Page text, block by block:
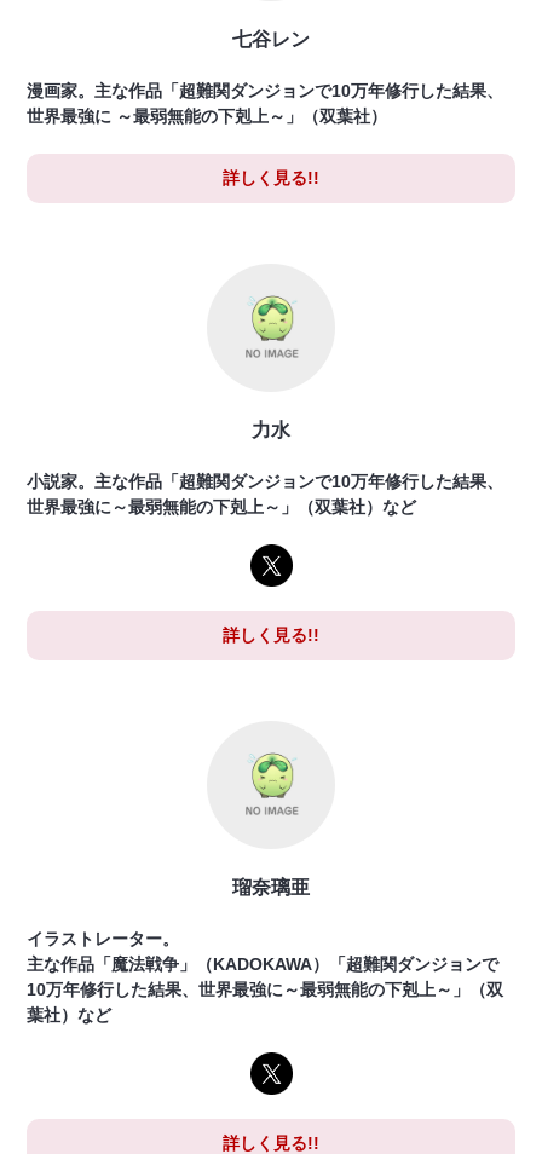
七谷レン
漫画家。主な作品「超難関ダンジョンで10万年修行した結果、
世界最強に ～最弱無能の下剋上～」（双葉社）
詳しく見る!!
力水
小説家。主な作品「超難関ダンジョンで10万年修行した結果、
世界最強に～最弱無能の下剋上～」（双葉社）など
詳しく見る!!
瑠奈璃亜
イラストレーター。
主な作品「魔法戦争」（KADOKAWA）「超難関ダンジョンで
10万年修行した結果、世界最強に～最弱無能の下剋上～」（双
葉社）など
詳しく見る!!